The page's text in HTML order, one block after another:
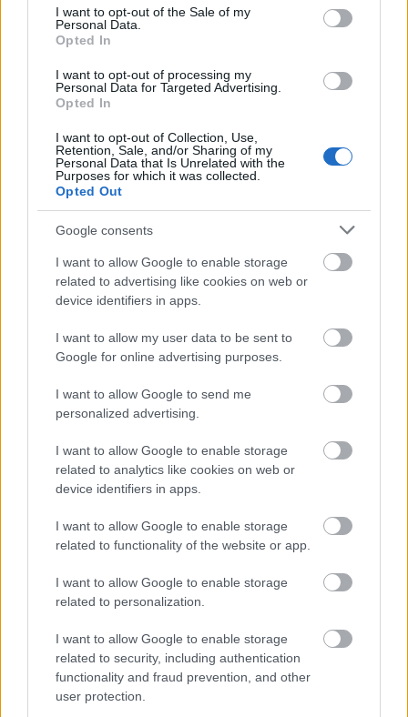
consent section.
I want to opt-out of the Sale of my
Personal Data.
Opted In
I want to opt-out of processing my
Personal Data for Targeted Advertising.
Opted In
I want to opt-out of Collection, Use,
Retention, Sale, and/or Sharing of my
Personal Data that Is Unrelated with the
Purposes for which it was collected.
Opted Out
Google consents
I want to allow Google to enable storage
related to advertising like cookies on web or
device identifiers in apps.
I want to allow my user data to be sent to
Google for online advertising purposes.
I want to allow Google to send me
personalized advertising.
I want to allow Google to enable storage
related to analytics like cookies on web or
device identifiers in apps.
I want to allow Google to enable storage
related to functionality of the website or app.
I want to allow Google to enable storage
related to personalization.
I want to allow Google to enable storage
related to security, including authentication
functionality and fraud prevention, and other
user protection.
még amikor nagyon haragszunk a másikra,
akkor is mindig megoldjuk a helyzetet, és a
végén ugyanúgy szeretjük tovább egymást,
mint azelőtt? A lényeg, hogy minél
hamarabb túlessünk a mérgelődésen, hogy
visszatérhessen a boldogság.
A negyedik novella egy milliárdos világégésre való
felkészülésére, és főleg magára a túlélésre
ő és egy szűk köre elmenekül az erre a célra
létrehozott Végzet Erődjébe. Túl sok ember, akikre
nincs szükség, akkora népesség, amit nem lehet
fenntartani, egyre nagyobb gazdasági szakadék
ember és ember között... elkerülhetetlen az
összeomlás? Az biztos. (És akkor a klímaváltozás
hatásait még górcső alá sem vettük tüzetesebben...)
Erős, felkavaró történetek egy olyan jövőről, amely
nem túl szívderítő. De látnunk kell, hogy van, létezik
más út is. Mostanában nagyon sokszor jutnak
eszembe Michio Kaku elméleti fizikus és jövőkutató
felvázolt, ami a mai tudásunkkal már csak egy rövid
ugrásnyira van. Egy rövid, de még nehéz és keserves
a politikusoknak, akik a tájékozatlan embereket
hergelik és félretájékoztatják mindig az aktuális
igényük szerint, és akik kénytelenek pávatáncot járni
és színházi előadást tartani az "istenadtának", hogy
az arctalan tömeg újra és újra megválassza őket.
Nem tudás, ismeret dönt, az senkit nem érdekel,
unalmas és száraz. Rigmusok, a legegyszerűbb